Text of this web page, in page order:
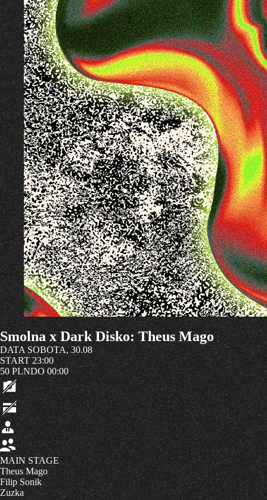
Smolna x Dark Disko: Theus Mago
DATA SOBOTA, 30.08
START 23:00
50 PLNDO 00:00
MAIN STAGE
Theus Mago
Filip Sonik
Zuzka